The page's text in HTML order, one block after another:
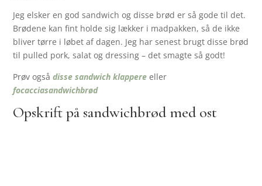
Jeg elsker en god sandwich og disse brød er så gode til det.
Brødene kan fint holde sig lækker i madpakken, så de ikke
bliver tørre i løbet af dagen. Jeg har senest brugt disse brød
til pulled pork, salat og dressing – det smagte så godt!
Prøv ogsådisse sandwich klappere eller
focacciasandwichbrød
Opskrift på sandwichbrød med ost